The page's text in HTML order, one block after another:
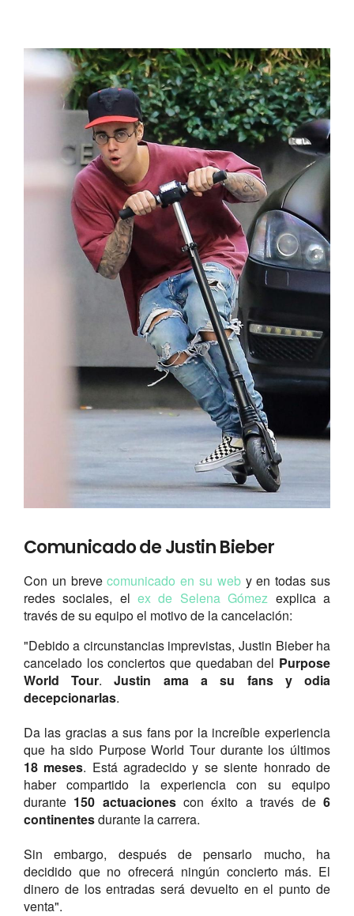
Comunicado de Justin Bieber
Con un brevecomunicado en su weby en todas sus
redes sociales, elex de Selena Gómez explica a
través de su equipo el motivo de la cancelación:
"Debido a circunstancias imprevistas, Justin Bieber ha
cancelado los conciertos que quedaban del Purpose
World Tour.Justin ama a su fans y odia
decepcionarlas.
Da las gracias a sus fans por la increíble experiencia
que ha sido Purpose World Tour durante los últimos
18 meses. Está agradecido y se siente honrado de
haber compartido la experiencia con su equipo
durante 150 actuacionescon éxito a través de6
continentesdurante la carrera.
Sin embargo, después de pensarlo mucho, ha
decidido que no ofrecerá ningún concierto más. El
dinero de los entradas será devuelto en el punto de
venta".